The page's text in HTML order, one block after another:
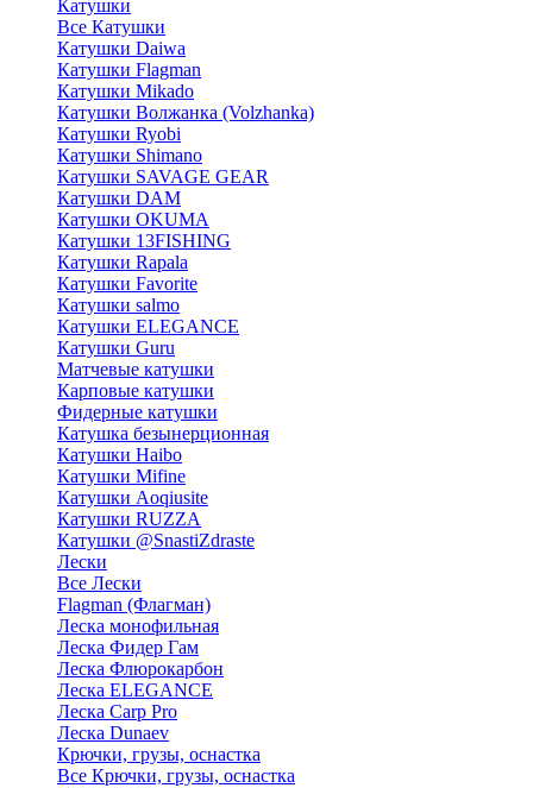
Катушки
Все Катушки
Катушки Daiwa
Катушки Flagman
Катушки Mikado
Катушки Волжанка (Volzhanka)
Катушки Ryobi
Катушки Shimano
Катушки SAVAGE GEAR
Катушки DAM
Катушки OKUMA
Катушки 13FISHING
Катушки Rapala
Катушки Favorite
Катушки salmo
Катушки ELEGANCE
Катушки Guru
Матчевые катушки
Карповые катушки
Фидерные катушки
Катушка безынерционная
Катушки Haibo
Катушки Mifine
Катушки Aoqiusite
Катушки RUZZA
Катушки @SnastiZdraste
Лески
Все Лески
Flagman (Флагман)
Леска монофильная
Леска Фидер Гам
Леска Флюрокарбон
Леска ELEGANCE
Леска Carp Pro
Леска Dunaev
Крючки, грузы, оснастка
Все Крючки, грузы, оснастка